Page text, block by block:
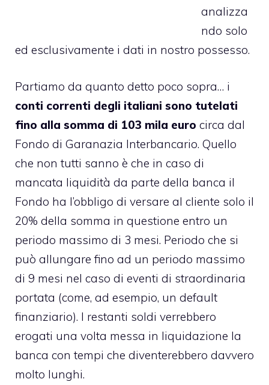
analizza
ndo solo
ed esclusivamente i dati in nostro possesso.
Partiamo da quanto detto poco sopra… i
conti correnti degli italiani sono tutelati
fino alla somma di 103 mila euro circa dal
Fondo di Garanazia Interbancario. Quello
che non tutti sanno è che in caso di
mancata liquidità da parte della banca il
Fondo ha l’obbligo di versare al cliente solo il
20% della somma in questione entro un
periodo massimo di 3 mesi. Periodo che si
può allungare fino ad un periodo massimo
di 9 mesi nel caso di eventi di straordinaria
portata (come, ad esempio, un default
finanziario). I restanti soldi verrebbero
erogati una volta messa in liquidazione la
banca con tempi che diventerebbero davvero
molto lunghi.